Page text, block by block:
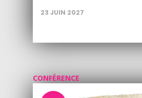
23 JUIN 2027
CONFÉRENCE